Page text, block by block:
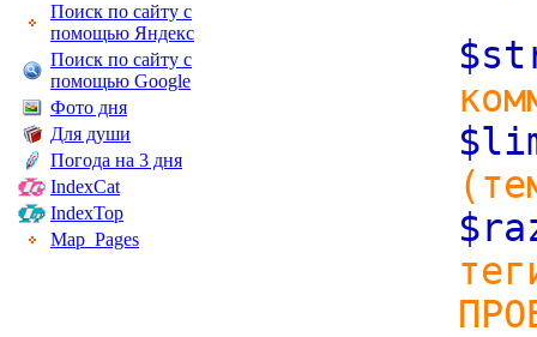
Поиск по сайту с
помощью Яндекс
Поиск по сайту с
помощью Google
Фото дня
Для души
Погода на 3 дня
IndexCat
IndexTop
Map_Pages